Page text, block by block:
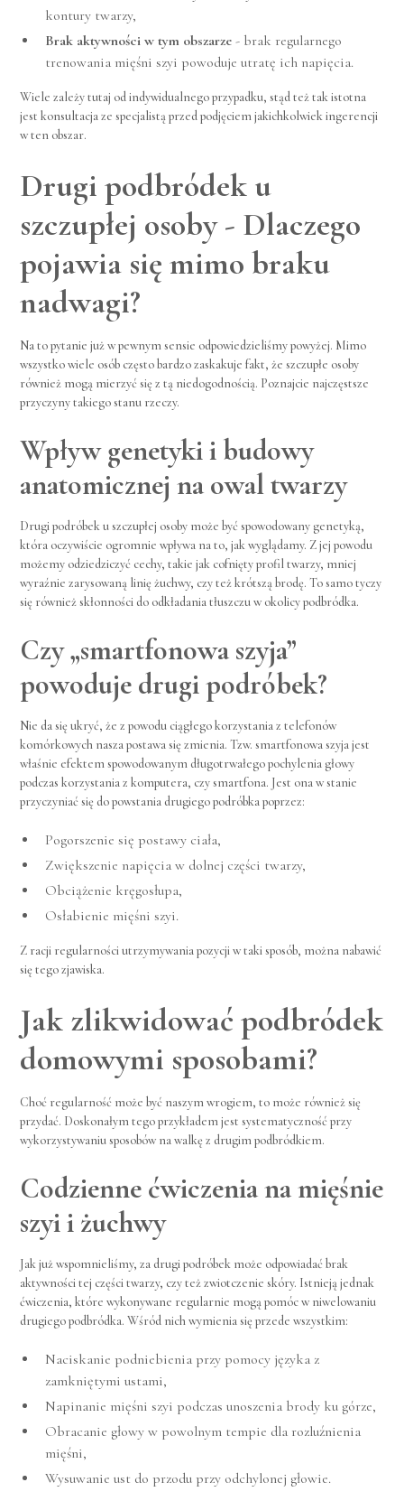
kontury twarzy,
Brak aktywności w tym obszarze- brak regularnego
trenowania mięśni szyi powoduje utratę ich napięcia.
Wiele zależy tutaj od indywidualnego przypadku, stąd też tak istotna
jest konsultacja ze specjalistą przed podjęciem jakichkolwiek ingerencji
w ten obszar.
Drugi podbródek u
szczupłej osoby - Dlaczego
pojawia się mimo braku
nadwagi?
Na to pytanie już w pewnym sensie odpowiedzieliśmy powyżej. Mimo
wszystko wiele osób często bardzo zaskakuje fakt, że szczupłe osoby
również mogą mierzyć się z tą niedogodnością. Poznajcie najczęstsze
przyczyny takiego stanu rzeczy.
Wpływ genetyki i budowy
anatomicznej na owal twarzy
Drugi podróbek u szczupłej osoby może być spowodowany genetyką,
która oczywiście ogromnie wpływa na to, jak wyglądamy. Z jej powodu
możemy odziedziczyć cechy, takie jak cofnięty profil twarzy, mniej
wyraźnie zarysowaną linię żuchwy, czy też krótszą brodę. To samo tyczy
się również skłonności do odkładania tłuszczu w okolicy podbródka.
Czy „smartfonowa szyja”
powoduje drugi podróbek?
Nie da się ukryć, że z powodu ciągłego korzystania z telefonów
komórkowych nasza postawa się zmienia. Tzw. smartfonowa szyja jest
właśnie efektem spowodowanym długotrwałego pochylenia głowy
podczas korzystania z komputera, czy smartfona. Jest ona w stanie
przyczyniać się do powstania drugiego podróbka poprzez:
Pogorszenie się postawy ciała,
Zwiększenie napięcia w dolnej części twarzy,
Obciążenie kręgosłupa,
Osłabienie mięśni szyi.
Z racji regularności utrzymywania pozycji w taki sposób, można nabawić
się tego zjawiska.
Jak zlikwidować podbródek
domowymi sposobami?
Choć regularność może być naszym wrogiem, to może również się
przydać. Doskonałym tego przykładem jest systematyczność przy
wykorzystywaniu sposobów na walkę z drugim podbródkiem.
Codzienne ćwiczenia na mięśnie
szyi i żuchwy
Jak już wspomnieliśmy, za drugi podróbek może odpowiadać brak
aktywności tej części twarzy, czy też zwiotczenie skóry. Istnieją jednak
ćwiczenia, które wykonywane regularnie mogą pomóc w niwelowaniu
drugiego podbródka. Wśród nich wymienia się przede wszystkim:
Naciskanie podniebienia przy pomocy języka z
zamkniętymi ustami,
Napinanie mięśni szyi podczas unoszenia brody ku górze,
Obracanie głowy w powolnym tempie dla rozluźnienia
mięśni,
Wysuwanie ust do przodu przy odchylonej głowie.